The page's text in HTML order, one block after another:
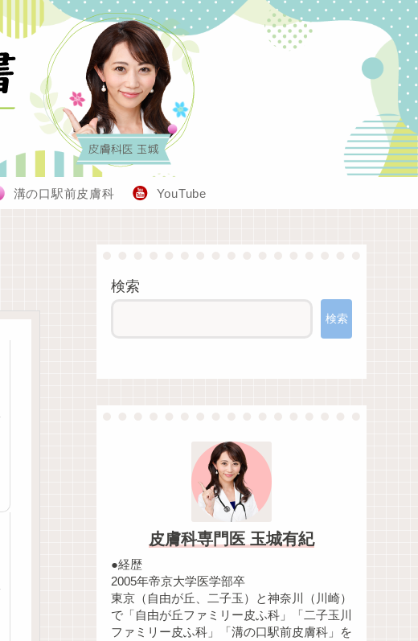
溝の口駅前皮膚科 YouTube
検索
検索
皮膚科専門医 玉城有紀
●経歴
2005年帝京大学医学部卒
東京（自由が丘、二子玉）と神奈川（川崎）
で「自由が丘ファミリー皮ふ科」「二子玉川
ファミリー皮ふ科」「溝の口駅前皮膚科」を